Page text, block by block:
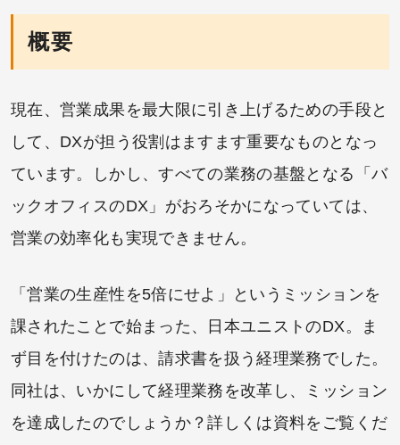
概要
現在、営業成果を最大限に引き上げるための手段と
して、DXが担う役割はますます重要なものとなっ
ています。しかし、すべての業務の基盤となる「バ
ックオフィスのDX」がおろそかになっていては、
営業の効率化も実現できません。
「営業の生産性を5倍にせよ」というミッションを
課されたことで始まった、日本ユニストのDX。ま
ず目を付けたのは、請求書を扱う経理業務でした。
同社は、いかにして経理業務を改革し、ミッション
を達成したのでしょうか？詳しくは資料をご覧くだ